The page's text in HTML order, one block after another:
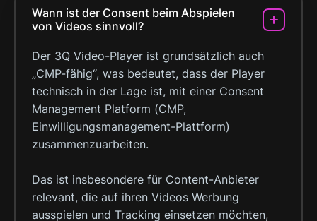
Wann ist der Consent beim Abspielen
von Videos sinnvoll?
Der 3Q Video-Player ist grundsätzlich auch
„CMP-fähig“, was bedeutet, dass der Player
technisch in der Lage ist, mit einer Consent
Management Platform (CMP,
Einwilligungsmanagement-Plattform)
zusammenzuarbeiten.
Das ist insbesondere für Content-Anbieter
relevant, die auf ihren Videos Werbung
ausspielen und Tracking einsetzen möchten,